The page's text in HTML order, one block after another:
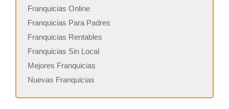
Franquicias Online
Franquicias Para Padres
Franquicias Rentables
Franquicias Sin Local
Mejores Franquicias
Nuevas Franquicias